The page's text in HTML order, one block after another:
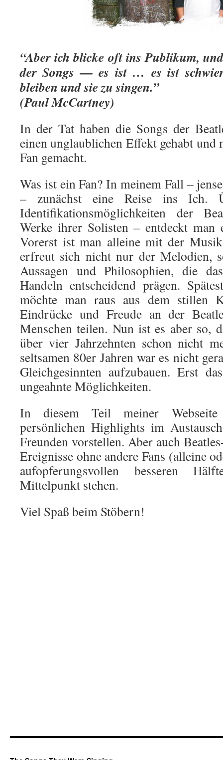
“Aber ich blicke oft ins Publikum,
der Songs — es ist … es ist
bleiben und sie zu singen.”
(Paul McCartney)
In der Tat haben die Songs der
einen unglaublichen Effekt gehabt und
Fan gemacht.
Was ist ein Fan? In meinem Fall –
– zunächst eine Reise ins Ich.
Identifikationsmöglichkeiten der
Werke ihrer Solisten – entdeckt man
Vorerst ist man alleine mit der
erfreut sich nicht nur der Melodien,
Aussagen und Philosophien, die
Handeln entscheidend prägen.
möchte man raus aus dem stillen
Eindrücke und Freude an der
Menschen teilen. Nun ist es aber so,
über vier Jahrzehnten schon nicht
seltsamen 80er Jahren war es nicht
Gleichgesinnten aufzubauen. Erst
ungeahnte Möglichkeiten.
In diesem Teil meiner
persönlichen Highlights im
Freunden vorstellen. Aber auch
Ereignisse ohne andere Fans (alleine
aufopferungsvollen besseren
Mittelpunkt stehen.
Viel Spaß beim Stöbern!